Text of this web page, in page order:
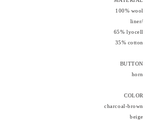
100% wool
liner/
65% lyocell
35% cotton
BUTTON
horn
COLOR
charcoal-brown
beige